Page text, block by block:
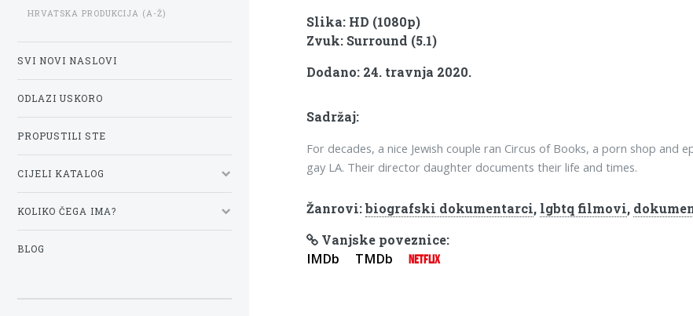
Slika: HD (1080p)
Zvuk: Surround (5.1)
Dodano: 24. travnja 2020.
Sadržaj:
For decades, a nice Jewish couple ran Circus of Books, a porn shop and
gay LA. Their director daughter documents their life and times.
Žanrovi:biografski dokumentarci, lgbtq filmovi,
Vanjske poveznice:
IMDb TMDb NETFLIX
HRVATSKA PRODUKCIJA (A-Ž)
SVI NOVI NASLOVI
ODLAZI USKORO
PROPUSTILI STE
CIJELI KATALOG
KOLIKO ČEGA IMA?
BLOG